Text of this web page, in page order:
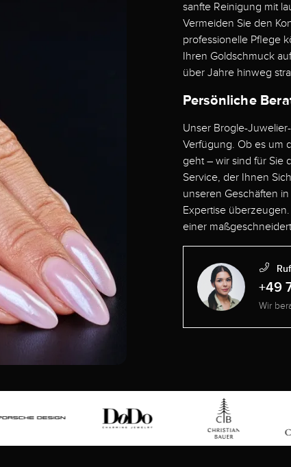
sanfte Reinigung mit
Vermeiden Sie den
professionelle Pflege
Ihren Goldschmuck
über Jahre hinweg
Persönliche
Unser Brogle-
Verfügung. Ob es um
geht – wir sind für Sie
Service, der Ihnen
unseren Geschäften
Expertise
einer
+49
Wir